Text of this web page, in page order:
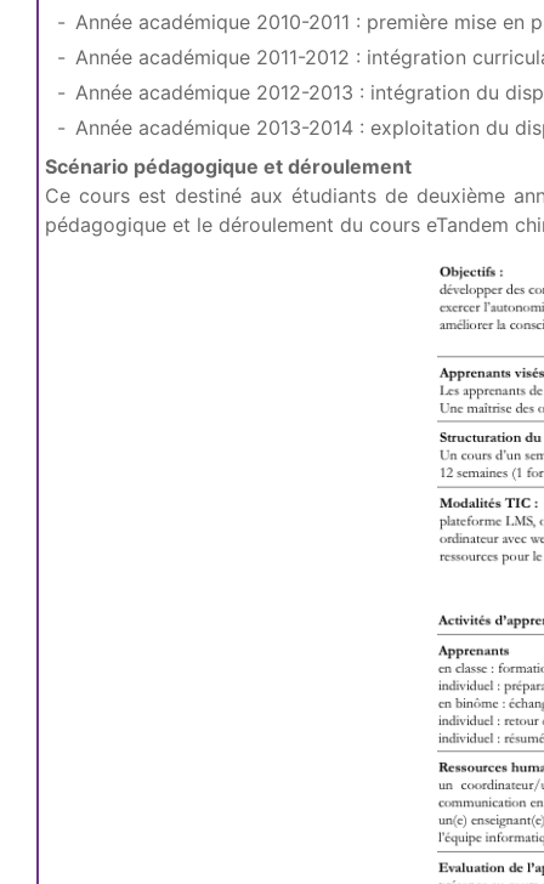
Année académique 2010-2011 : première mise en
Année académique 2011-2012 : intégration
Année académique 2012-2013 : intégration du
Année académique 2013-2014 : exploitation du
Scénario pédagogique et déroulement
Ce cours est destiné aux étudiants de deuxième
pédagogique et le déroulement du cours eTandem